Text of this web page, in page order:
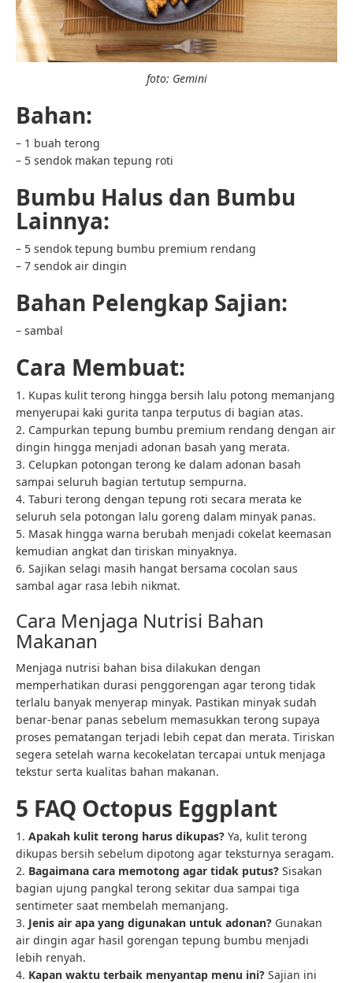
foto: Gemini
Bahan:
– 1 buah terong
– 5 sendok makan tepung roti
Bumbu Halus dan Bumbu
Lainnya:
– 5 sendok tepung bumbu premium rendang
– 7 sendok air dingin
Bahan Pelengkap Sajian:
– sambal
Cara Membuat:
1. Kupas kulit terong hingga bersih lalu potong memanjang
menyerupai kaki gurita tanpa terputus di bagian atas.
2. Campurkan tepung bumbu premium rendang dengan air
dingin hingga menjadi adonan basah yang merata.
3. Celupkan potongan terong ke dalam adonan basah
sampai seluruh bagian tertutup sempurna.
4. Taburi terong dengan tepung roti secara merata ke
seluruh sela potongan lalu goreng dalam minyak panas.
5. Masak hingga warna berubah menjadi cokelat keemasan
kemudian angkat dan tiriskan minyaknya.
6. Sajikan selagi masih hangat bersama cocolan saus
sambal agar rasa lebih nikmat.
Cara Menjaga Nutrisi Bahan
Makanan
Menjaga nutrisi bahan bisa dilakukan dengan
memperhatikan durasi penggorengan agar terong tidak
terlalu banyak menyerap minyak. Pastikan minyak sudah
benar-benar panas sebelum memasukkan terong supaya
proses pematangan terjadi lebih cepat dan merata. Tiriskan
segera setelah warna kecokelatan tercapai untuk menjaga
tekstur serta kualitas bahan makanan.
5 FAQ Octopus Eggplant
1. Apakah kulit terong harus dikupas? Ya, kulit terong
dikupas bersih sebelum dipotong agar teksturnya seragam.
2. Bagaimana cara memotong agar tidak putus? Sisakan
bagian ujung pangkal terong sekitar dua sampai tiga
sentimeter saat membelah memanjang.
3. Jenis air apa yang digunakan untuk adonan? Gunakan
air dingin agar hasil gorengan tepung bumbu menjadi
lebih renyah.
4. Kapan waktu terbaik menyantap menu ini? Sajian ini